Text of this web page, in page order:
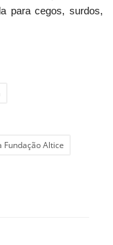
para cegos, surdos,
Altice